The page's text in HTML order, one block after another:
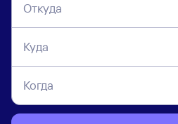
Откуда
Куда
Когда